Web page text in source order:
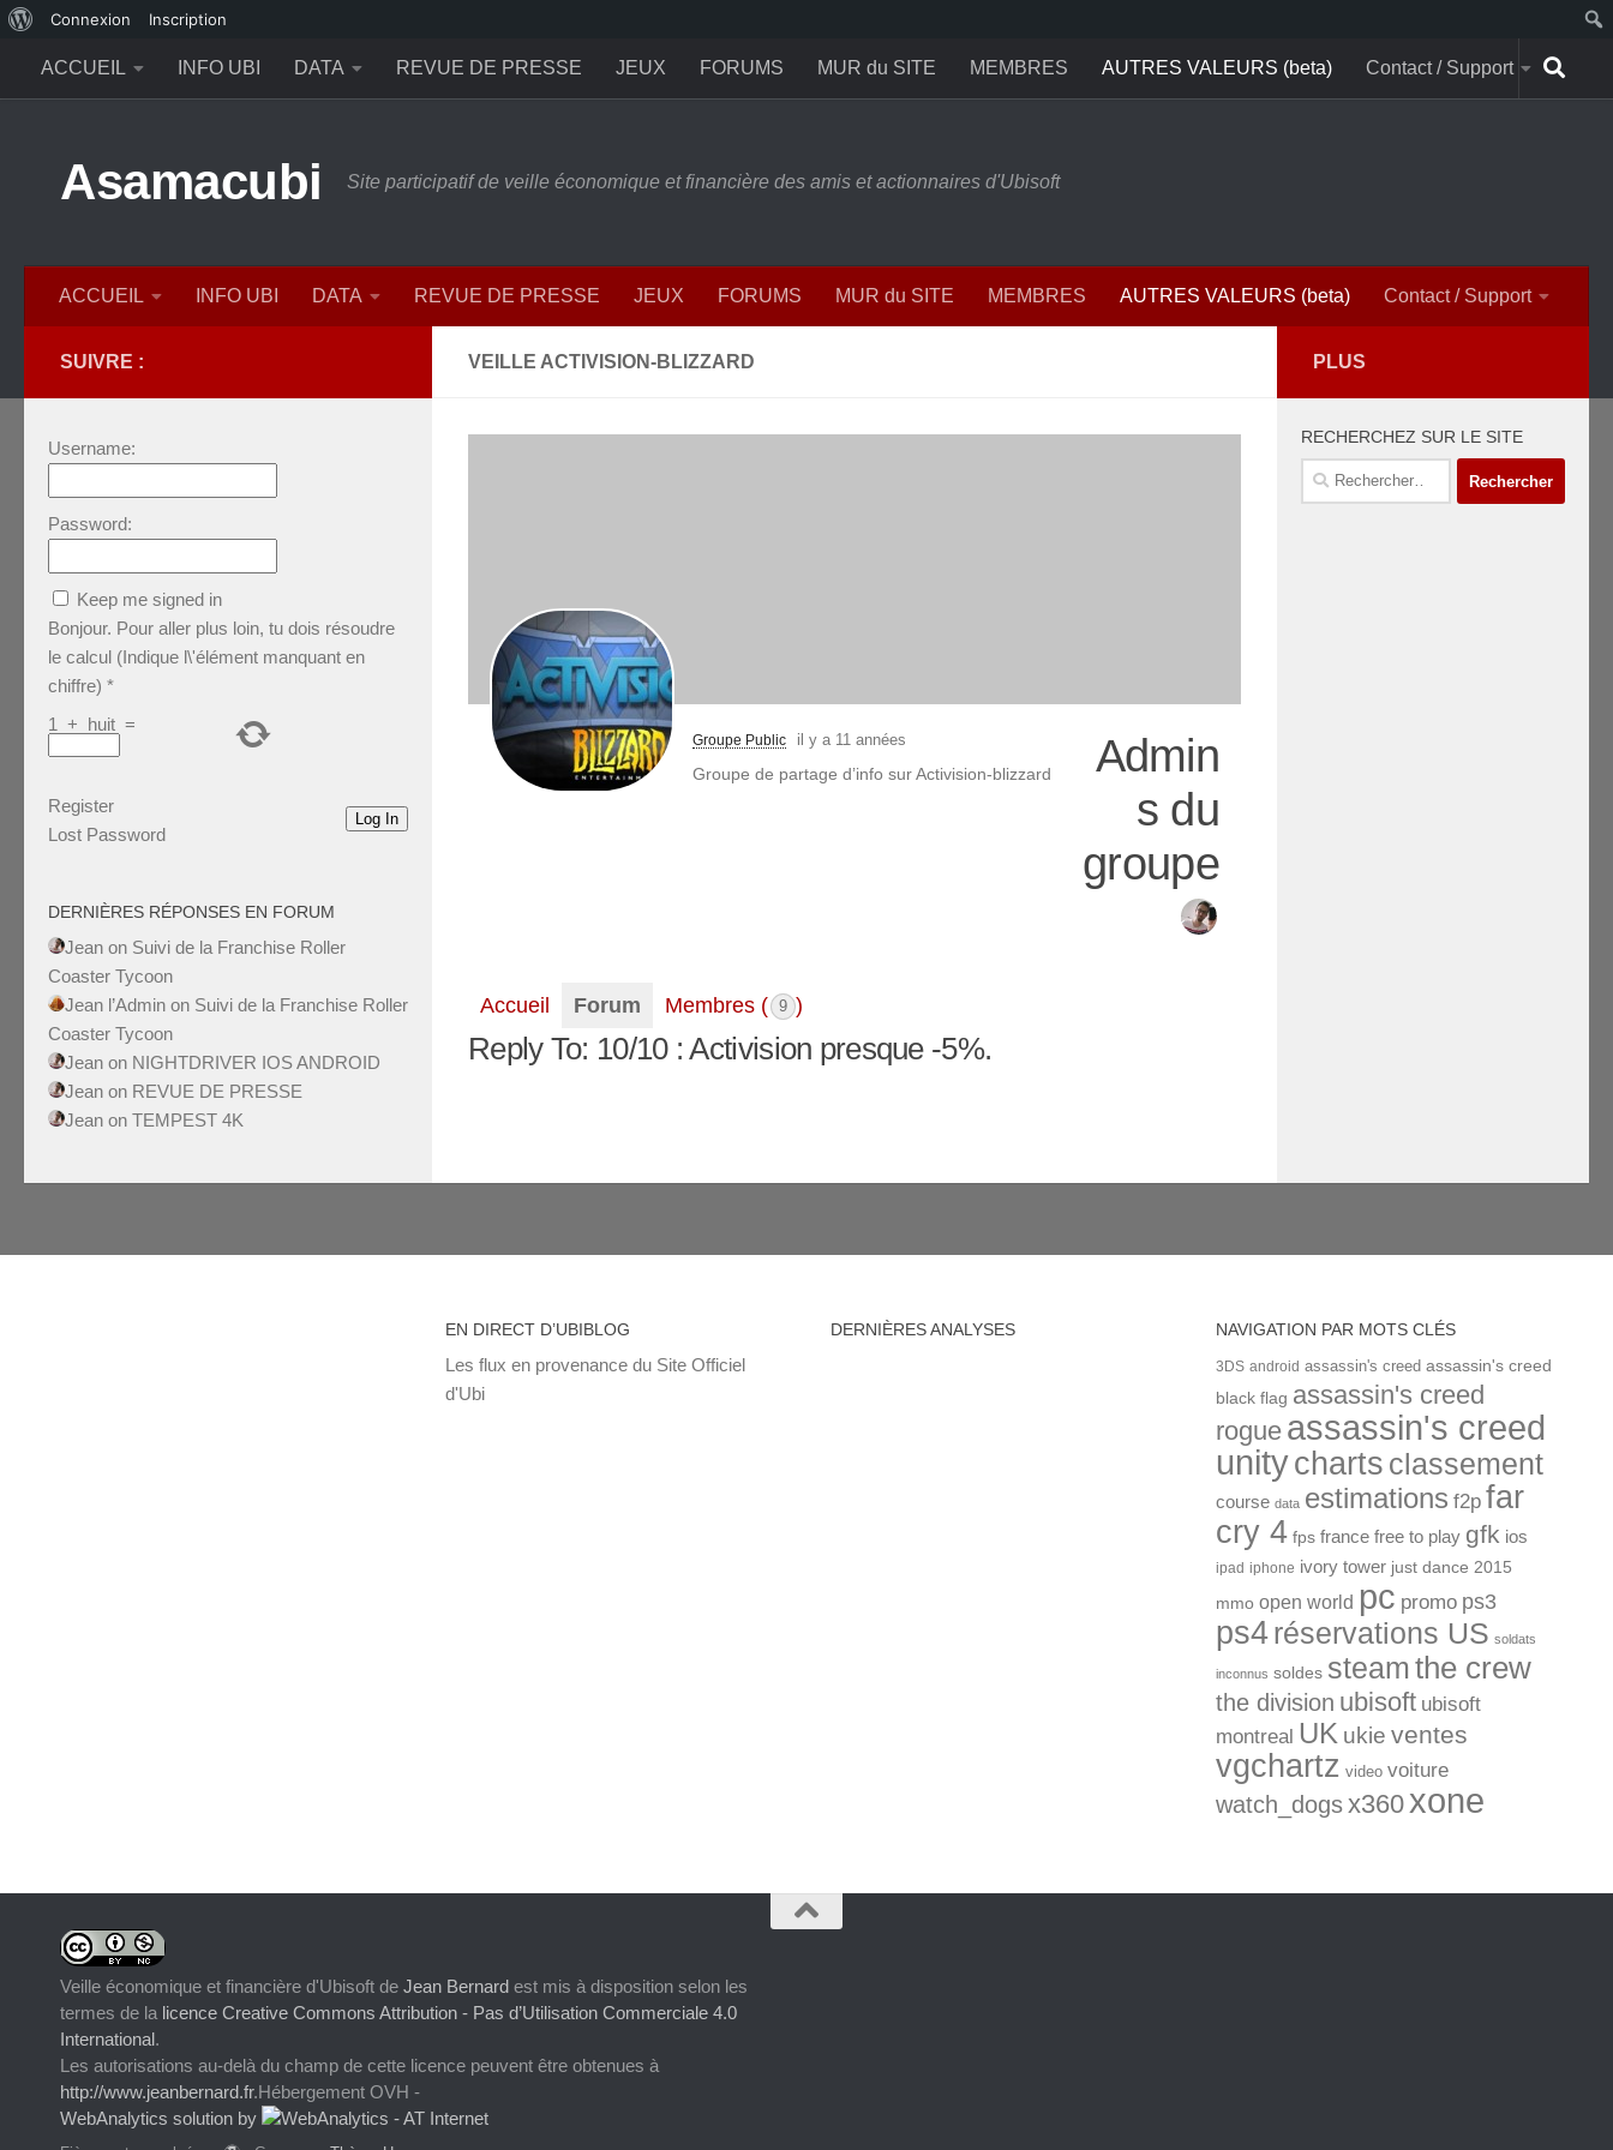
propos
de
Connexion Inscription
ACCUEIL
INFO UBI DATA REVUE DE PRESSE JEUX FORUMS MUR du SITE MEMBRES AUTRES VALEURS (beta) Contact / Support
Asamacubi Site participatif de veille économique et financière des amis et actionnaires d'Ubisoft
ACCUEIL INFO UBI DATA REVUE DE PRESSE JEUX FORUMS MUR du SITE MEMBRES AUTRES VALEURS (beta) Contact / Support
VEILLE ACTIVISION-BLIZZARD
Groupe Public il y a 11 années
Groupe de partage d’info sur Activision-blizzard
Admin
s du
groupe
Accueil Forum Membres ( 9 )
Reply To: 10/10 : Activision presque -5%.
SUIVRE :
Username:
Password:
Keep me signed in
Bonjour. Pour aller plus loin, tu dois résoudre
le calcul (Indique l\'élément manquant en
chiffre) *
1 + huit =
Log In
Register
Lost Password
DERNIÈRES RÉPONSES EN FORUM
Jean on Suivi de la Franchise Roller
Coaster Tycoon
Jean l’Admin on Suivi de la Franchise Roller
Coaster Tycoon
Jean on NIGHTDRIVER IOS ANDROID
Jean on REVUE DE PRESSE
Jean on TEMPEST 4K
PLUS
RECHERCHEZ SUR LE SITE
Rechercher :
EN DIRECT D’UBIBLOG
Les flux en provenance du Site Officiel
d'Ubi
DERNIÈRES ANALYSES NAVIGATION PAR MOTS CLÉS
3DS android assassin's creed assassin's creed
black flag assassin's creed
rogue assassin's creed
unitycharts classement
course data estimations f2p far
cry 4 fps france free to play gfk ios
ipad iphone ivory tower just dance 2015
mmo open world pc promo ps3
ps4réservations US soldats
inconnus soldes steamthe crew
the division ubisoft ubisoft
montreal UK ukie ventes
vgchartz video voiture
watch_dogsx360 xone
Veille économique et financière d'Ubisoft de Jean Bernard est mis à disposition selon les
termes de la licence Creative Commons Attribution - Pas d’Utilisation Commerciale 4.0
International.
Les autorisations au-delà du champ de cette licence peuvent être obtenues à
http://www.jeanbernard.fr.Hébergement OVH -
WebAnalytics solution by